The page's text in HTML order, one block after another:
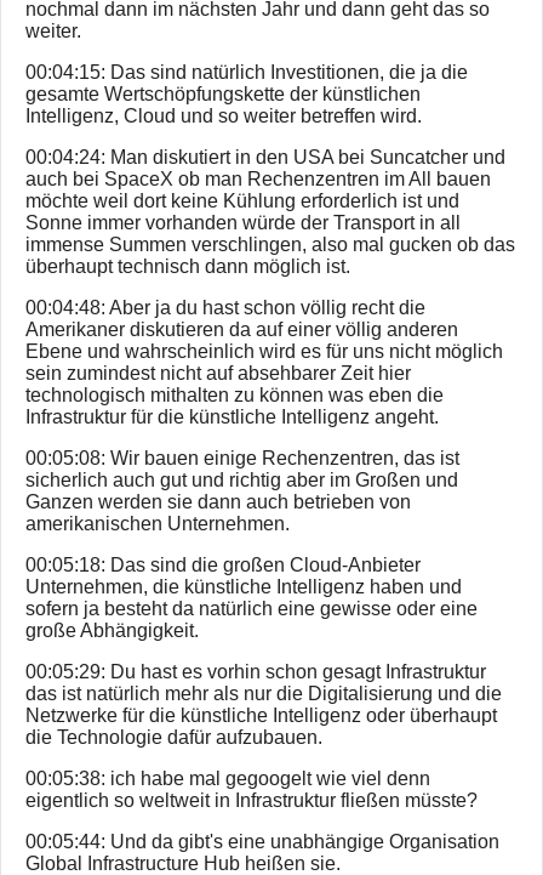
nochmal dann im nächsten Jahr und dann geht das so
weiter.
00:04:15: Das sind natürlich Investitionen, die ja die
gesamte Wertschöpfungskette der künstlichen
Intelligenz, Cloud und so weiter betreffen wird.
00:04:24: Man diskutiert in den USA bei Suncatcher und
auch bei SpaceX ob man Rechenzentren im All bauen
möchte weil dort keine Kühlung erforderlich ist und
Sonne immer vorhanden würde der Transport in all
immense Summen verschlingen, also mal gucken ob das
überhaupt technisch dann möglich ist.
00:04:48: Aber ja du hast schon völlig recht die
Amerikaner diskutieren da auf einer völlig anderen
Ebene und wahrscheinlich wird es für uns nicht möglich
sein zumindest nicht auf absehbarer Zeit hier
technologisch mithalten zu können was eben die
Infrastruktur für die künstliche Intelligenz angeht.
00:05:08: Wir bauen einige Rechenzentren, das ist
sicherlich auch gut und richtig aber im Großen und
Ganzen werden sie dann auch betrieben von
amerikanischen Unternehmen.
00:05:18: Das sind die großen Cloud-Anbieter
Unternehmen, die künstliche Intelligenz haben und
sofern ja besteht da natürlich eine gewisse oder eine
große Abhängigkeit.
00:05:29: Du hast es vorhin schon gesagt Infrastruktur
das ist natürlich mehr als nur die Digitalisierung und die
Netzwerke für die künstliche Intelligenz oder überhaupt
die Technologie dafür aufzubauen.
00:05:38: ich habe mal gegoogelt wie viel denn
eigentlich so weltweit in Infrastruktur fließen müsste?
00:05:44: Und da gibt's eine unabhängige Organisation
Global Infrastructure Hub heißen sie.